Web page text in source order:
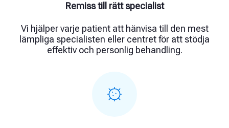
Remiss till rätt specialist
Vi hjälper varje patient att hänvisa till den mest
lämpliga specialisten eller centret för att stödja
effektiv och personlig behandling.